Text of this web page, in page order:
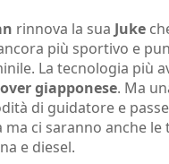
rinnova la sua Juke
più sportivo e
La tecnologia più
giapponese. Ma
di guidatore e
ma ci saranno anche
e diesel.